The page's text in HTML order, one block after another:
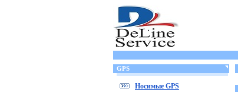
GPS
Носимые GPS